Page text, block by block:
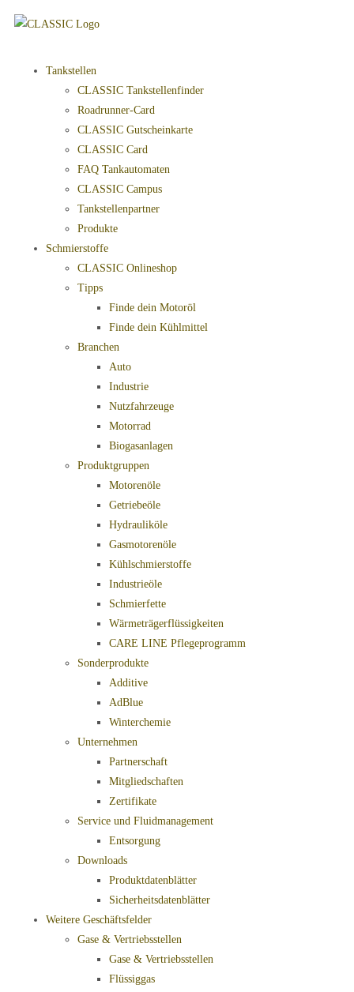
Tankstellen
CLASSIC Tankstellenfinder
Roadrunner-Card
CLASSIC Gutscheinkarte
CLASSIC Card
FAQ Tankautomaten
CLASSIC Campus
Tankstellenpartner
Produkte
Schmierstoffe
CLASSIC Onlineshop
Tipps
Finde dein Motoröl
Finde dein Kühlmittel
Branchen
Auto
Industrie
Nutzfahrzeuge
Motorrad
Biogasanlagen
Produktgruppen
Motorenöle
Getriebeöle
Hydrauliköle
Gasmotorenöle
Kühlschmierstoffe
Industrieöle
Schmierfette
Wärmeträgerflüssigkeiten
CARE LINE Pflegeprogramm
Sonderprodukte
Additive
AdBlue
Winterchemie
Unternehmen
Partnerschaft
Mitgliedschaften
Zertifikate
Service und Fluidmanagement
Entsorgung
Downloads
Produktdatenblätter
Sicherheitsdatenblätter
Weitere Geschäftsfelder
Gase & Vertriebsstellen
Gase & Vertriebsstellen
Flüssiggas